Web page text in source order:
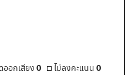
ออกเสียง 0 ไม่ลงคะแนน 0